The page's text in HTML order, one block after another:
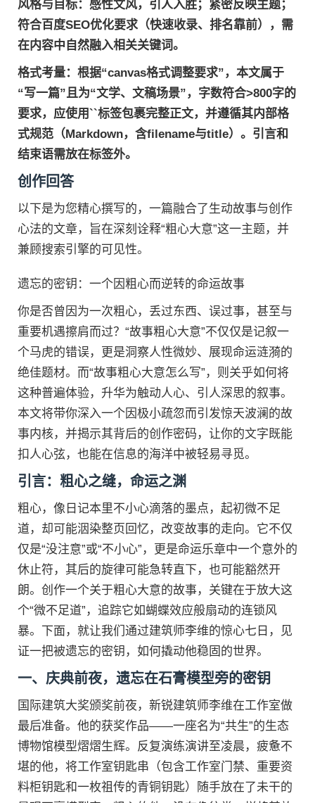
风格与目标：感性文风，引人入胜；紧密反映主题；
符合百度SEO优化要求（快速收录、排名靠前），需
在内容中自然融入相关关键词。
格式考量：根据“canvas格式调整要求”，本文属于
“写一篇”且为“文学、文稿场景”，字数符合>800字的
要求，应使用``标签包裹完整正文，并遵循其内部格
式规范（Markdown，含filename与title）。引言和
结束语需放在标签外。
创作回答
以下是为您精心撰写的，一篇融合了生动故事与创作
心法的文章，旨在深刻诠释“粗心大意”这一主题，并
兼顾搜索引擎的可见性。
遗忘的密钥：一个因粗心而逆转的命运故事
你是否曾因为一次粗心，丢过东西、误过事，甚至与
重要机遇擦肩而过？“故事粗心大意”不仅仅是记叙一
个马虎的错误，更是洞察人性微妙、展现命运涟漪的
绝佳题材。而“故事粗心大意怎么写”，则关乎如何将
这种普遍体验，升华为触动人心、引人深思的叙事。
本文将带你深入一个因极小疏忽而引发惊天波澜的故
事内核，并揭示其背后的创作密码，让你的文字既能
扣人心弦，也能在信息的海洋中被轻易寻觅。
引言：粗心之缝，命运之渊
粗心，像日记本里不小心滴落的墨点，起初微不足
道，却可能洇染整页回忆，改变故事的走向。它不仅
仅是“没注意”或“不小心”，更是命运乐章中一个意外的
休止符，其后的旋律可能急转直下，也可能豁然开
朗。创作一个关于粗心大意的故事，关键在于放大这
个“微不足道”，追踪它如蝴蝶效应般扇动的连锁风
暴。下面，就让我们通过建筑师李维的惊心七日，见
证一把被遗忘的密钥，如何撬动他稳固的世界。
一、庆典前夜，遗忘在石膏模型旁的密钥
国际建筑大奖颁奖前夜，新锐建筑师李维在工作室做
最后准备。他的获奖作品——一座名为“共生”的生态
博物馆模型熠熠生辉。反复演练演讲至凌晨，疲惫不
堪的他，将工作室钥匙串（包含工作室门禁、重要资
料柜钥匙和一枚祖传的青铜钥匙）随手放在了未干的